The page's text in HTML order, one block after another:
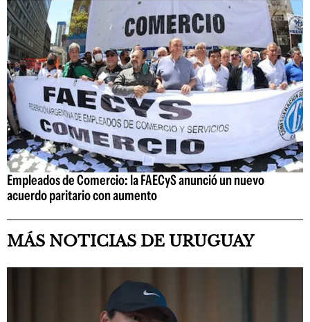
Empleados de Comercio: la FAECyS anunció un nuevo
acuerdo paritario con aumento
MÁS NOTICIAS DE URUGUAY